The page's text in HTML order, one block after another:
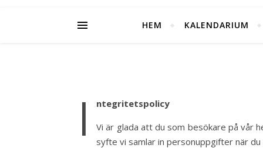
HEM KALENDARIUM
I
ntegritetspolicy
Vi är glada att du som besökare på vår
syfte vi samlar in personuppgifter när du